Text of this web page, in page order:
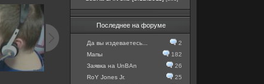
Последнее на форуме
Да вы издеваетесь...
2
Мапы
182
Заявка на UnBAn
26
RoY Jones Jr.
25